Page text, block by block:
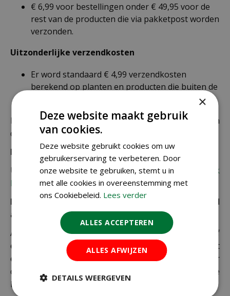
€ 6,99 voor bestellingen onder € 49,95 voor de
rest van de producten die via pakketpost worden
verzonden.
Uitzonderlijke verzendkosten
Er word standaard € 4,99 verzendkosten
berekend op planten en producten die buiten de
De juiste verzendkosten worden in de laatste stap van
de winkelwagen berekend.
Bezorgkosten overige landen:
Uiteraard verzenden wij ook buiten Nederland,
bekijk
hier de verzendkosten.
Let op: extra kosten bij niet ophalen of verkeerd
adres
Als je je pakket niet ophaalt bij een PostNL-punt of
een verkeerd afleveradres invult, zijn wij genoodzaakt
extra kosten in rekening te brengen. Controleer
daarom altijd goed je adresgegevens voordat je je
bestelling plaatst.
×
Deze website maakt gebruik
van cookies.
Deze website gebruikt cookies om uw
gebruikerservaring te verbeteren. Door
onze website te gebruiken, stemt u in
met alle cookies in overeenstemming met
ons Cookiebeleid. Lees verder
ALLES ACCEPTEREN
ALLES AFWIJZEN
DETAILS WEERGEVEN